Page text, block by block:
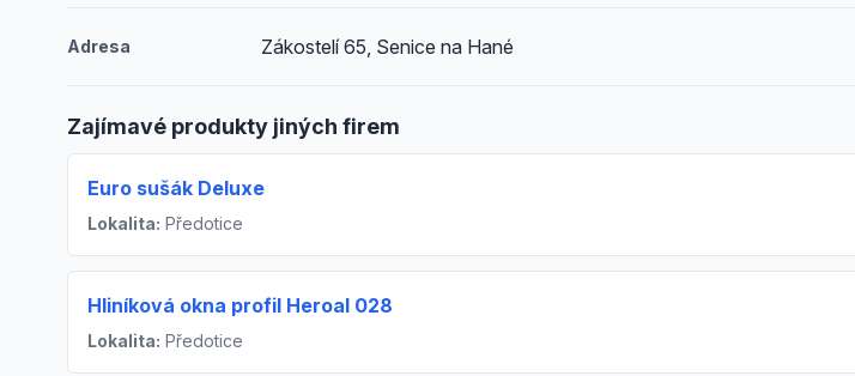
Adresa Zákostelí 65, Senice na Hané
Zajímavé produkty jiných firem
Euro sušák Deluxe
Lokalita: Předotice
Hliníková okna profil Heroal 028
Lokalita: Předotice